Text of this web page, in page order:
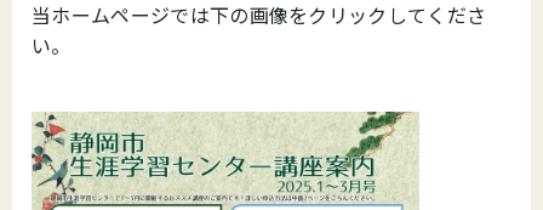
当ホームページでは下の画像をクリックしてくださ
い。